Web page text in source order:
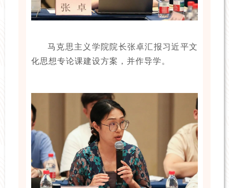
马克思主义学院院长张卓汇报习近平文
化思想专论课建设方案，并作导学。